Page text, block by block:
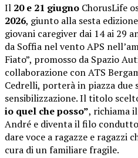
Il 20 e 21 giugno ChorusLife
2026, giunto alla sesta
giovani caregiver dai 14 ai 29
da Soffia nel vento APS
Fiato”, promosso da Spazio
collaborazione con ATS
Cedrelli, porterà in piazza due
sensibilizzazione. Il titolo
io quel che posso”, richiama
André e diventa il filo
dare voce a ragazze e ragazzi
cura di un familiare fragile.